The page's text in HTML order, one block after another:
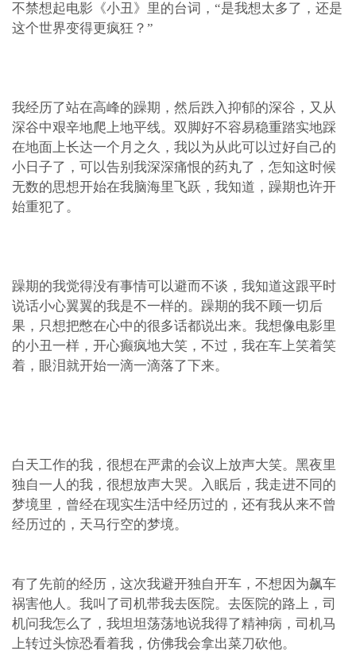
不禁想起电影《小丑》里的台词，“是我想太多了，还是
这个世界变得更疯狂？”
我经历了站在高峰的躁期，然后跌入抑郁的深谷，又从
深谷中艰辛地爬上地平线。双脚好不容易稳重踏实地踩
在地面上长达一个月之久，我以为从此可以过好自己的
小日子了，可以告别我深深痛恨的药丸了，怎知这时候
无数的思想开始在我脑海里飞跃，我知道，躁期也许开
始重犯了。
躁期的我觉得没有事情可以避而不谈，我知道这跟平时
说话小心翼翼的我是不一样的。躁期的我不顾一切后
果，只想把憋在心中的很多话都说出来。我想像电影里
的小丑一样，开心癫疯地大笑，不过，我在车上笑着笑
着，眼泪就开始一滴一滴落了下来。
白天工作的我，很想在严肃的会议上放声大笑。黑夜里
独自一人的我，很想放声大哭。入眠后，我走进不同的
梦境里，曾经在现实生活中经历过的，还有我从来不曾
经历过的，天马行空的梦境。
有了先前的经历，这次我避开独自开车，不想因为飙车
祸害他人。我叫了司机带我去医院。去医院的路上，司
机问我怎么了，我坦坦荡荡地说我得了精神病，司机马
上转过头惊恐看着我，仿佛我会拿出菜刀砍他。